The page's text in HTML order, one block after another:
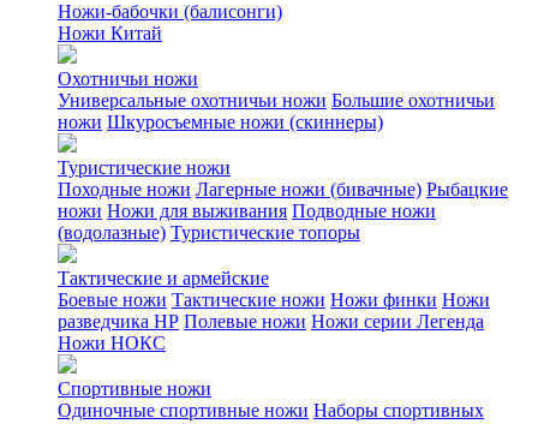
Ножи-бабочки (балисонги)
Ножи Китай
Охотничьи ножи
Универсальные охотничьи ножи Большие охотничьи
ножи Шкуросъемные ножи (скиннеры)
Туристические ножи
Походные ножи Лагерные ножи (бивачные) Рыбацкие
ножи Ножи для выживания Подводные ножи
(водолазные) Туристические топоры
Тактические и армейские
Боевые ножи Тактические ножи Ножи финки Ножи
разведчика НР Полевые ножи Ножи серии Легенда
Ножи НОКС
Спортивные ножи
Одиночные спортивные ножи Наборы спортивных